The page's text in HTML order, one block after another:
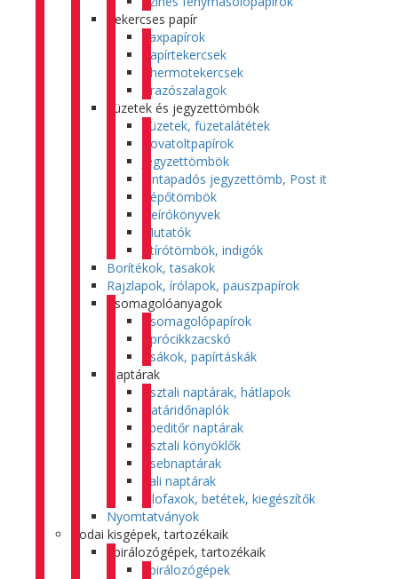
Tekercses papír
Faxpapírok
Papírtekercsek
Thermotekercsek
Árazószalagok
Füzetek és jegyzettömbök
Füzetek, füzetalátétek
Rovatoltpapírok
Jegyzettömbök
Öntapadós jegyzettömb, Post it
Tépőtömbök
Beírókönyvek
Mutatók
Átírótömbök, indigók
Borítékok, tasakok
Rajzlapok, írólapok, pauszpapírok
Csomagolóanyagok
Csomagolópapírok
Aprócikkzacskó
Zsákok, papírtáskák
Naptárak
Asztali naptárak, hátlapok
Határidőnaplók
Speditőr naptárak
Asztali könyöklők
Zsebnaptárak
Fali naptárak
Filofaxok, betétek, kiegészítők
Nyomtatványok
Irodai kisgépek, tartozékaik
Spirálozógépek, tartozékaik
Spirálozógépek